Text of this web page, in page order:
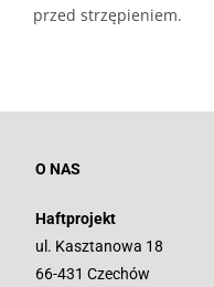
przed strzępieniem.
O NAS
Haftprojekt
ul. Kasztanowa 18
66-431 Czechów